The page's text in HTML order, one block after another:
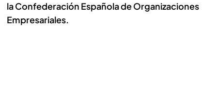
la Confederación Española de Organizaciones
Empresariales.